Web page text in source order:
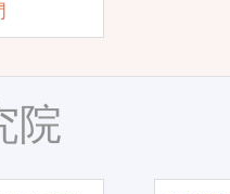
院